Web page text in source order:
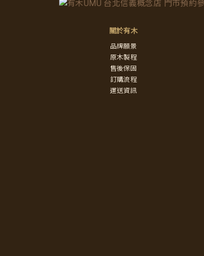
關於有木
品牌願景
原木製程
售後保固
訂購流程
運送資訊